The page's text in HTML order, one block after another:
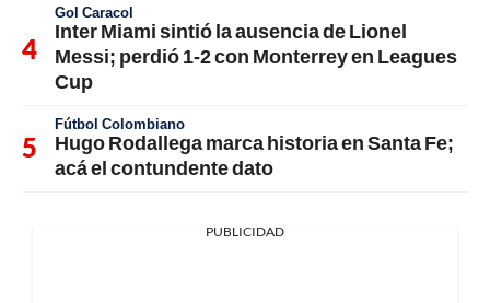
Gol Caracol
Inter Miami sintió la ausencia de Lionel
Messi; perdió 1-2 con Monterrey en Leagues
Cup
Fútbol Colombiano
Hugo Rodallega marca historia en Santa Fe;
acá el contundente dato
PUBLICIDAD